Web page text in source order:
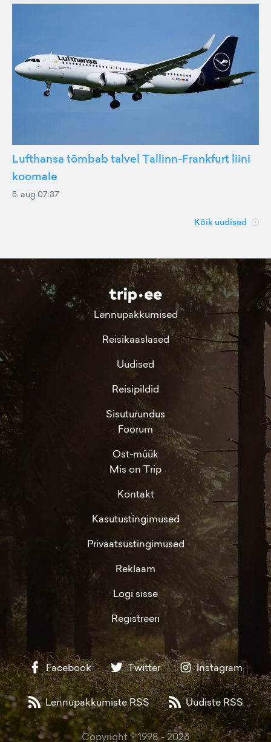
Lufthansa tõmbab talvel Tallinn-Frankfurt liini
koomale
5. aug 07:37
Kõik uudised
Lennupakkumised
Reisikaaslased
Uudised
Reisipildid
Sisuturundus
Foorum
Ost-müük
Mis on Trip
Kontakt
Kasutustingimused
Privaatsustingimused
Reklaam
Logi sisse
Registreeri
Facebook Twitter Instagram
Lennupakkumiste RSS Uudiste RSS
Copyright © 1998 -2026